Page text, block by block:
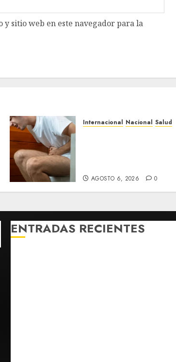
sitio web en este navegador para la
Internacional Nacional Salud
AGOSTO 6, 2026 0
ENTRADAS RECIENTES